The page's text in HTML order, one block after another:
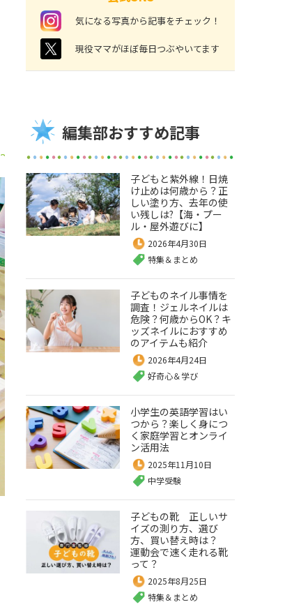
instagram 気になる写真から記事をチェック！
twitter 現役ママがほぼ毎日つぶやいてます
編集部おすすめ記事
子どもと紫外線！日焼
け止めは何歳から？正
しい塗り方、去年の使
い残しは?【海・プー
ル・屋外遊びに】
2026年4月30日
特集＆まとめ
子どものネイル事情を
調査！ジェルネイルは
危険？何歳からOK？キ
ッズネイルにおすすめ
のアイテムも紹介
2026年4月24日
好奇心＆学び
小学生の英語学習はい
つから？楽しく身につ
く家庭学習とオンライ
ン活用法
2025年11月10日
中学受験
子どもの靴 正しいサ
イズの測り方、選び
方、買い替え時は？
運動会で速く走れる靴
って？
2025年8月25日
特集＆まとめ